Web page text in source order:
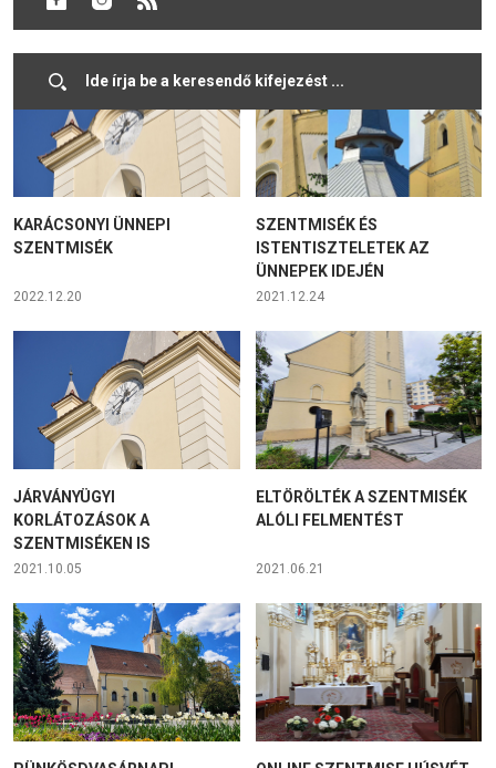
KARÁCSONYI ÜNNEPI
SZENTMISÉK
2022.12.20
SZENTMISÉK ÉS
ISTENTISZTELETEK AZ
ÜNNEPEK IDEJÉN
2021.12.24
JÁRVÁNYÜGYI
KORLÁTOZÁSOK A
SZENTMISÉKEN IS
2021.10.05
ELTÖRÖLTÉK A SZENTMISÉK
ALÓLI FELMENTÉST
2021.06.21